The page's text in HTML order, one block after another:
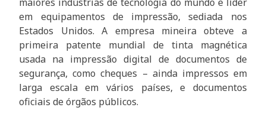
em equipamentos de impressão, sediada nos
Estados Unidos. A empresa mineira obteve a
primeira patente mundial de tinta magnética
usada na impressão digital de documentos de
segurança, como cheques – ainda impressos em
larga escala em vários países, e documentos
oficiais de órgãos públicos.